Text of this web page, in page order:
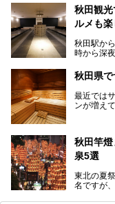
界自然遺
国定公園
「あきた
ハタハタ
す。
げ」など
役立つ、
紹介しま
秋田観
ルメも楽
秋田駅か
時から深
岩盤浴入
観光にも
りお届け
秋田県
最近では
ンが増え
こだわり
今回はそ
ススメ温
秋田竿
泉5選
東北の夏
名ですが